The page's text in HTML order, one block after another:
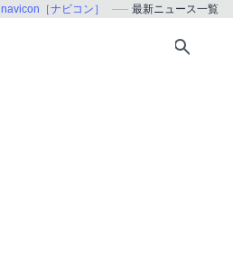
navicon［ナビコン］ 最新ニュース一覧